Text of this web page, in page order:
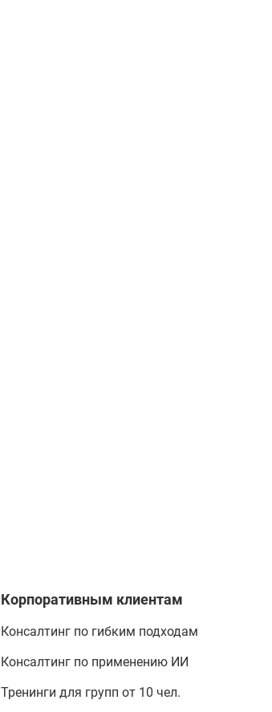
Корпоративным клиентам
Консалтинг по гибким подходам
Консалтинг по применению ИИ
Тренинги для групп от 10 чел.